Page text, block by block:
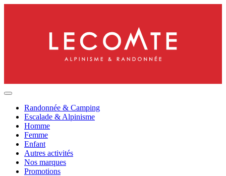
Randonnée & Camping
Escalade & Alpinisme
Homme
Femme
Enfant
Autres activités
Nos marques
Promotions